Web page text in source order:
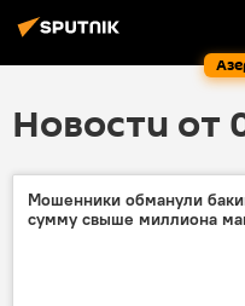
Новости от
Мошенники обманули
сумму свыше миллиона